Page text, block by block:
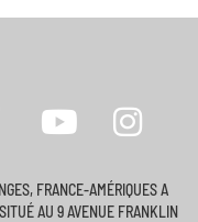
FRANCE-AMÉRIQUES A
AU 9 AVENUE FRANKLIN